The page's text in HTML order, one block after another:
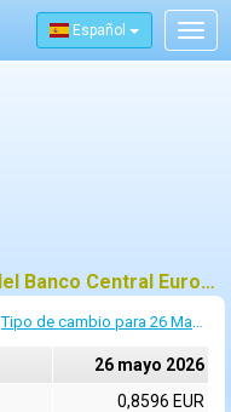
Español
Tipos de cambio de referencia del Banco Central Europeo (BCE) para 26 mayo 2026
Tipo de cambio para 26 Mayo 2026
26 mayo 2026
0,8596 EUR